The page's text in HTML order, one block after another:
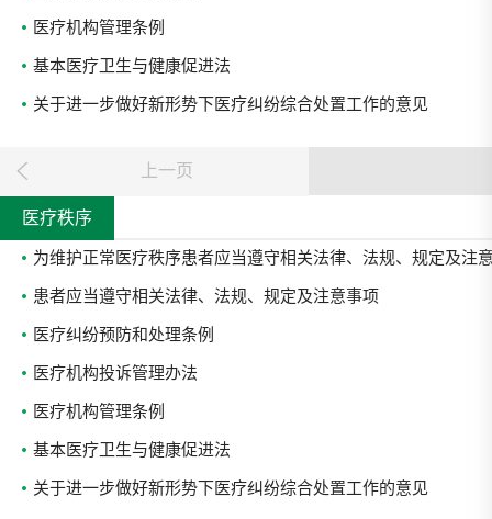
医疗机构管理条例
基本医疗卫生与健康促进法
关于进一步做好新形势下医疗纠纷综合处置工作的意见
上一页
医疗秩序
为维护正常医疗秩序患者应当遵守相关法律、法规、规定及注
患者应当遵守相关法律、法规、规定及注意事项
医疗纠纷预防和处理条例
医疗机构投诉管理办法
医疗机构管理条例
基本医疗卫生与健康促进法
关于进一步做好新形势下医疗纠纷综合处置工作的意见